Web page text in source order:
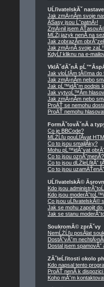
UĹľivatelskĂˇ
Jak zmÄ›nĂ­m svoje
ÄŚasy jsou ĹˇpatnÄ›!
ZmÄ›nil jsem
MĹŻj jazyk nenĂ­ na
Jak zobrazĂ­m
Jak zmÄ›nĂ­ svoje
KdyĹľ kliknu na e-
VklĂˇdĂˇnĂ­
Jak vloĹľĂ­m tĂ©ma do
Jak zmÄ›nĂ­m nebo
Jak pĹ™idĂˇm podpis
Jak vytvoĹ™Ă­m
Jak zmÄ›nĂ­m nebo
ProÄŤ se nemohu
ProÄŤ nemohu
FormĂˇtovĂˇnĂ­ a
Co je BBCode?
MĹŻĹľu pouĹľĂ­vat
Co to jsou smajlĂ­ky?
Mohu pĹ™idĂˇvat
Co to jsou oznĂˇmenĂ­?
Co to jsou dĹŻleĹľitĂˇ
Co to jsou
UĹľivatelskĂ©
Kdo jsou
Kdo jsou
Co jsou uĹľivatelskĂ©
Jak se mohu zapojit
Jak se stanu
SoukromĂ© zprĂˇvy
NemĹŻĹľu posĂ­lat
DostĂˇvĂˇm
Dostal jsem spamovĂ˝
ZĂˇleĹľitosti okolo
Kdo napsal tento
ProÄŤ nenĂ­ k
Koho mĂˇm